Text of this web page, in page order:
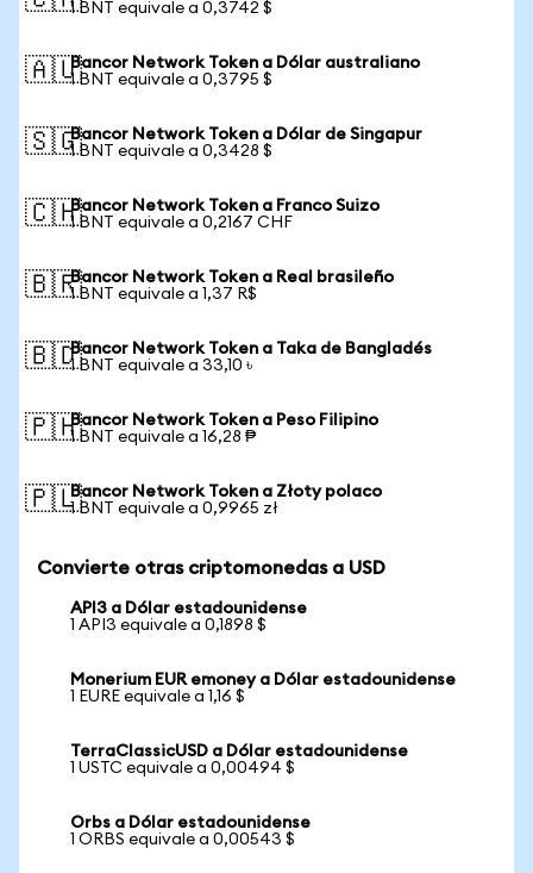
1 BNT equivale a 0,3742 $
🇦🇺Bancor Network Token a Dólar australiano
1 BNT equivale a 0,3795 $
🇸🇬Bancor Network Token a Dólar de Singapur
1 BNT equivale a 0,3428 $
🇨🇭Bancor Network Token a Franco Suizo
1 BNT equivale a 0,2167 CHF
🇧🇷Bancor Network Token a Real brasileño
1 BNT equivale a 1,37 R$
🇧🇩Bancor Network Token a Taka de Bangladés
1 BNT equivale a 33,10 ৳
🇵🇭Bancor Network Token a Peso Filipino
1 BNT equivale a 16,28 ₱
🇵🇱Bancor Network Token a Złoty polaco
1 BNT equivale a 0,9965 zł
Convierte otras criptomonedas a USD
API3 a Dólar estadounidense
1 API3 equivale a 0,1898 $
Monerium EUR emoney a Dólar estadounidense
1 EURE equivale a 1,16 $
TerraClassicUSD a Dólar estadounidense
1 USTC equivale a 0,00494 $
Orbs a Dólar estadounidense
1 ORBS equivale a 0,00543 $